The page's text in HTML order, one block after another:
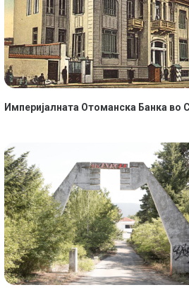
Империјалната Отоманска Банка во